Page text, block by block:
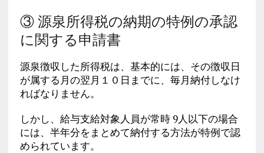
③ 源泉所得税の納期の特例の承認
に関する申請書
源泉徴収した所得税は、基本的には、その徴収日
が属する月の翌月１０日までに、毎月納付しなけ
ればなりません。
しかし、給与支給対象人員が常時 9人以下の場合
には、半年分をまとめて納付する方法が特例で認
められています。